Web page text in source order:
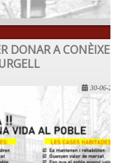
DONAR A CONÈIXER
30-06-2022